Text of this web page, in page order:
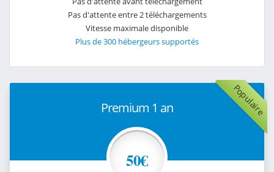
Pas d'attente entre 2 téléchargements
Vitesse maximale disponible
Plus de 300 hébergeurs supportés
Populaire
Premium 1 an
50€